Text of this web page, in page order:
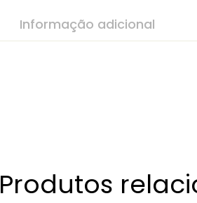
Informação adicional
Produtos